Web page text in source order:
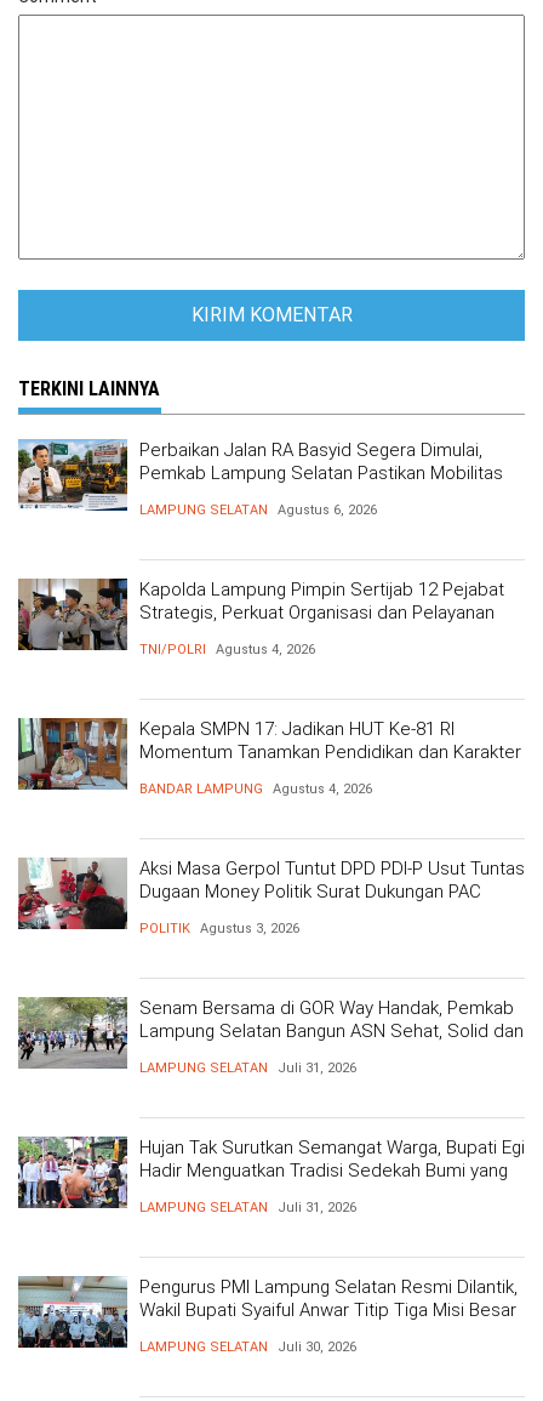
TERKINI LAINNYA
Perbaikan Jalan RA Basyid Segera Dimulai,
Pemkab Lampung Selatan Pastikan Mobilitas
LAMPUNG SELATAN Agustus 6, 2026
Kapolda Lampung Pimpin Sertijab 12 Pejabat
Strategis, Perkuat Organisasi dan Pelayanan
TNI/POLRI Agustus 4, 2026
Kepala SMPN 17: Jadikan HUT Ke-81 RI
Momentum Tanamkan Pendidikan dan Karakter
BANDAR LAMPUNG Agustus 4, 2026
Aksi Masa Gerpol Tuntut DPD PDI-P Usut Tuntas
Dugaan Money Politik Surat Dukungan PAC
POLITIK Agustus 3, 2026
Senam Bersama di GOR Way Handak, Pemkab
Lampung Selatan Bangun ASN Sehat, Solid dan
LAMPUNG SELATAN Juli 31, 2026
Hujan Tak Surutkan Semangat Warga, Bupati Egi
Hadir Menguatkan Tradisi Sedekah Bumi yang
LAMPUNG SELATAN Juli 31, 2026
Pengurus PMI Lampung Selatan Resmi Dilantik,
Wakil Bupati Syaiful Anwar Titip Tiga Misi Besar
LAMPUNG SELATAN Juli 30, 2026